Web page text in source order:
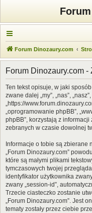
Forum Dinozaury.com
Forum Dinozaury.com
Ten tekst opisuje, w jaki
zwane dalej „my”, „nas”,
„https://
„oprogramowanie phpBB”,
phpBB”, korzystają z
zebranych w czasie dowolnej
Informacje o tobie są zbierane
„Forum Dinozaury.com”
które są małymi plikami
tymczasowych twojej
identyfikator użytkownika
zwany „session-id”,
Trzecie ciasteczko zostanie
„Forum Dinozaury.com”. Jest
tematy zostały przez ciebie